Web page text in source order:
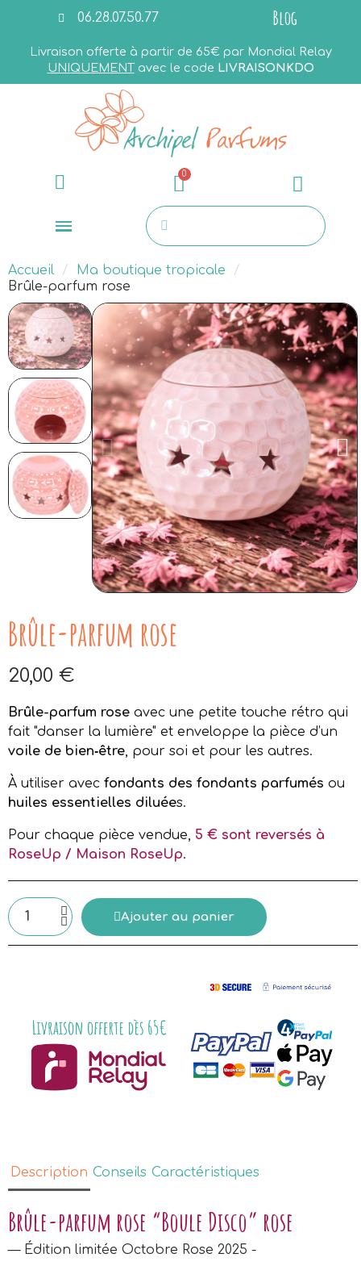
06.28.07.50.77 Blog
Livraison offerte à partir de 65€ par Mondial Relay
UNIQUEMENTavec le code LIVRAISONKDO
Accueil
Ma boutique tropicale
Brûle-parfum rose
Brûle-parfum rose
20,00 €
Brûle-parfum rose avec une petite touche rétro qui
fait "danser la lumière" et enveloppe la pièce d’un
voile de bien‑être, pour soi et pour les autres.
À utiliser avec fondants des fondants parfumés ou
huiles essentielles diluées.
Pour chaque pièce vendue, 5 € sont reversés à
RoseUp / Maison RoseUp.
Ajouter au panier
Description Conseils Caractéristiques
Brûle-parfum rose “Boule Disco” rose
— Édition limitée Octobre Rose 2025 -